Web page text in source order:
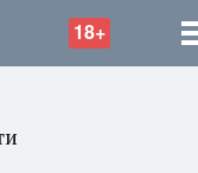
18+